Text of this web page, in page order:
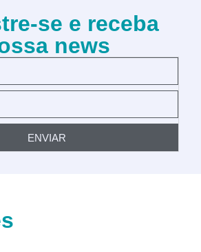
se e receba
news
ENVIAR